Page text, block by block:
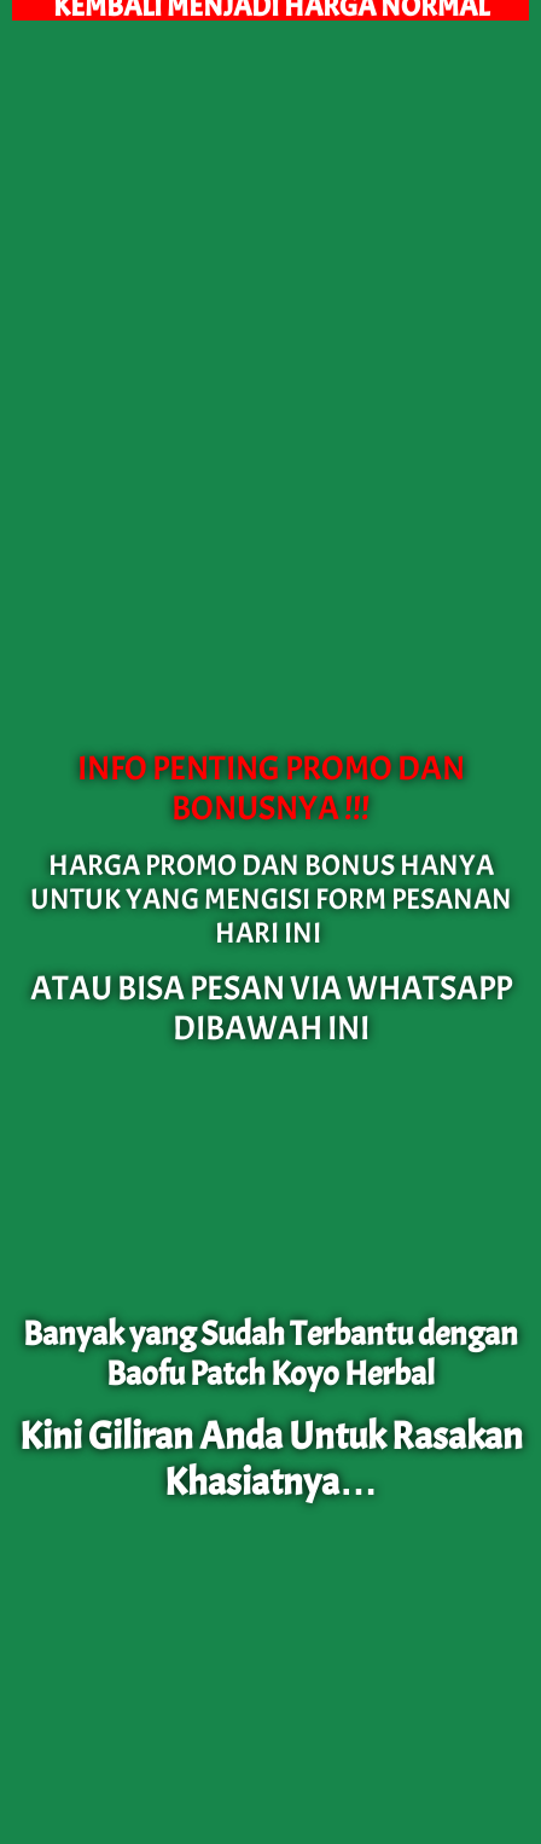
INFO PENTING PROMO DAN
BONUSNYA !!!
HARGA PROMO DAN BONUS HANYA
UNTUK YANG MENGISI FORM PESANAN
HARI INI
ATAU BISA PESAN VIA WHATSAPP
DIBAWAH INI
Banyak yang Sudah Terbantu dengan
Baofu Patch Koyo Herbal
Kini Giliran Anda Untuk Rasakan
Khasiatnya…